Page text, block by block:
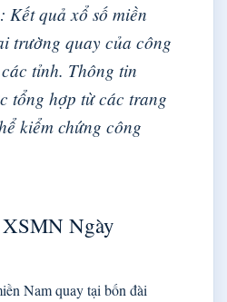
Kết quả xổ số miền
trường quay của công
tỉnh. Thông tin
tổng hợp từ các trang
kiểm chứng công
Ngày
Nam quay tại bốn đài